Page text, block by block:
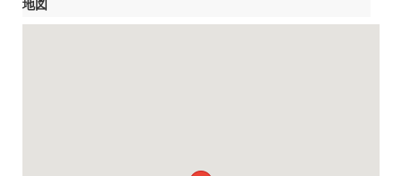
地図